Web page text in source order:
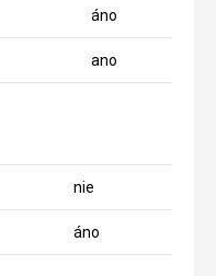
áno
ano
nie
áno